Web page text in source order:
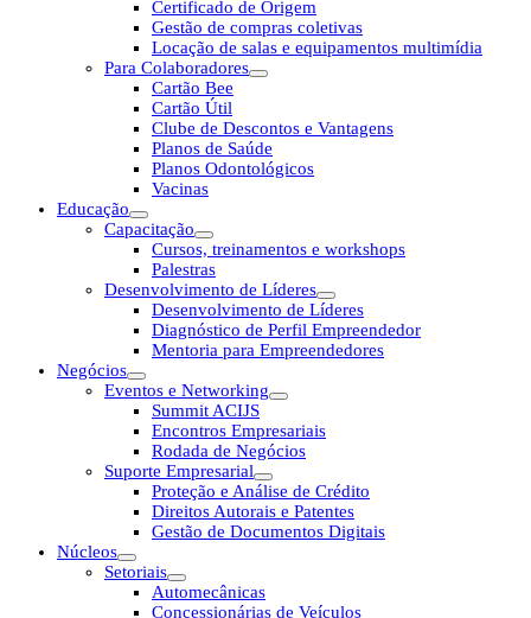
Certificado de Origem
Gestão de compras coletivas
Locação de salas e equipamentos multimídia
Para Colaboradores
Cartão Bee
Cartão Útil
Clube de Descontos e Vantagens
Planos de Saúde
Planos Odontológicos
Vacinas
Educação
Capacitação
Cursos, treinamentos e workshops
Palestras
Desenvolvimento de Líderes
Desenvolvimento de Líderes
Diagnóstico de Perfil Empreendedor
Mentoria para Empreendedores
Negócios
Eventos e Networking
Summit ACIJS
Encontros Empresariais
Rodada de Negócios
Suporte Empresarial
Proteção e Análise de Crédito
Direitos Autorais e Patentes
Gestão de Documentos Digitais
Núcleos
Setoriais
Automecânicas
Concessionárias de Veículos